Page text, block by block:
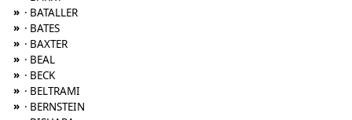
» · BATALLER
» · BATES
» · BAXTER
» · BEAL
» · BECK
» · BELTRAMI
» · BERNSTEIN